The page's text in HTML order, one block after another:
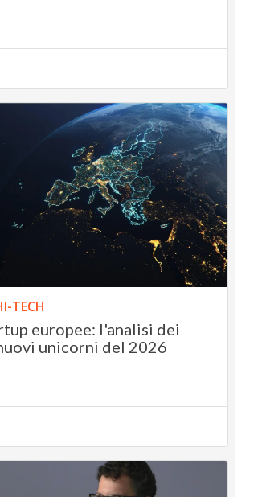
TECH
europee: l'analisi dei
unicorni del 2026